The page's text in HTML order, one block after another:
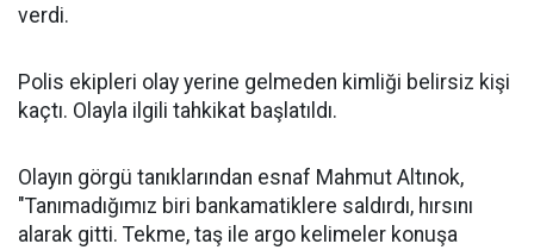
verdi.
Polis ekipleri olay yerine gelmeden kimliği belirsiz kişi
kaçtı. Olayla ilgili tahkikat başlatıldı.
Olayın görgü tanıklarından esnaf Mahmut Altınok,
"Tanımadığımız biri bankamatiklere saldırdı, hırsını
alarak gitti. Tekme, taş ile argo kelimeler konuşa